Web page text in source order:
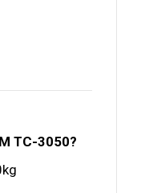
TC-3050?